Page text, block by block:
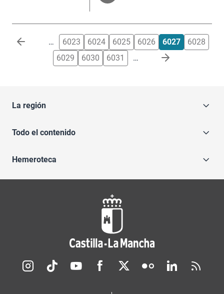
Paginación … 6023 6024 6025 6026 6027
6028
6029
6030 6031 …
La región
Todo el contenido
Hemeroteca
Redes sociales JCCM